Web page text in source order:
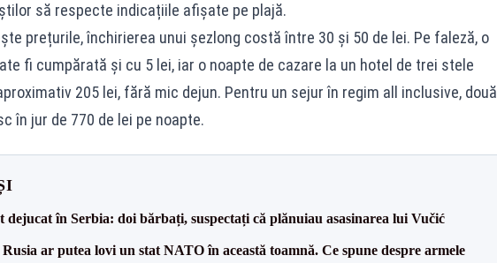
să respecte indicațiile afișate pe plajă.
prețurile, închirierea unui șezlong costă între 30 și 50 de lei. Pe faleză, o
fi cumpărată și cu 5 lei, iar o noapte de cazare la un hotel de trei stele
205 lei, fără mic dejun. Pentru un sejur în regim all inclusive, două
în jur de 770 de lei pe noapte.
dejucat în Serbia: doi bărbați, suspectați că plănuiau asasinarea lui Vučić
ar putea lovi un stat NATO în această toamnă. Ce spune despre armele